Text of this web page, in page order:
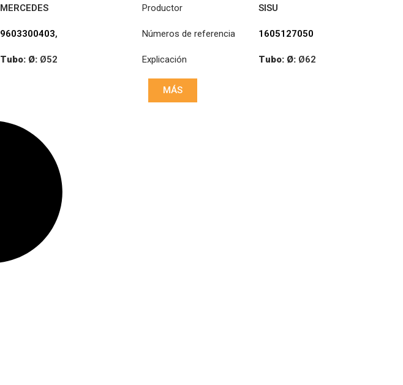
MERCEDES
9603300403,
Tubo: Ø: Ø52
Productor SISU
Números de referencia 1605127050
Explicación Tubo: Ø: Ø62
MÁS